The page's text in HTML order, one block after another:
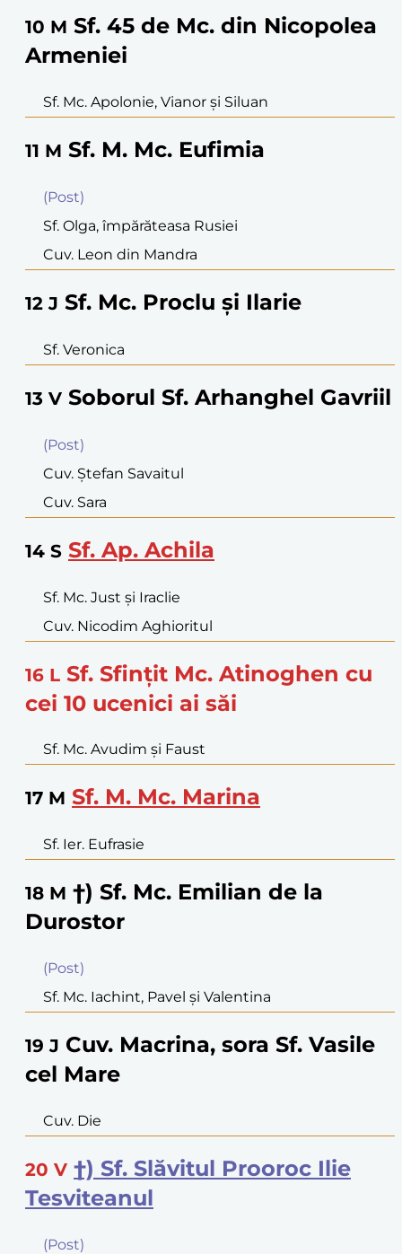
10 M Sf. 45 de Mc. din Nicopolea
Armeniei
Sf. Mc. Apolonie, Vianor şi Siluan
11 M Sf. M. Mc. Eufimia
(Post)
Sf. Olga, împărăteasa Rusiei
Cuv. Leon din Mandra
12 J Sf. Mc. Proclu şi Ilarie
Sf. Veronica
13 V Soborul Sf. Arhanghel Gavriil
(Post)
Cuv. Ştefan Savaitul
Cuv. Sara
14 S Sf. Ap. Achila
Sf. Mc. Just şi Iraclie
Cuv. Nicodim Aghioritul
16 L Sf. Sfinţit Mc. Atinoghen cu
cei 10 ucenici ai săi
Sf. Mc. Avudim şi Faust
17 M Sf. M. Mc. Marina
Sf. Ier. Eufrasie
18 M †) Sf. Mc. Emilian de la
Durostor
(Post)
Sf. Mc. Iachint, Pavel şi Valentina
19 J Cuv. Macrina, sora Sf. Vasile
cel Mare
Cuv. Die
20 V †) Sf. Slăvitul Prooroc Ilie
Tesviteanul
(Post)